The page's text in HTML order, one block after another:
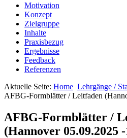
Motivation
Konzept
Zielgruppe
Inhalte
Praxisbezug
Ergebnisse
Feedback
Referenzen
Aktuelle Seite: Home Lehrgänge /
AFBG-Formblätter / Leitfaden
AFBG-Formblätter /
(Hannover 05.09.2025